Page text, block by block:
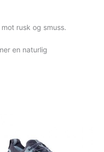
rusk og smuss.
en naturlig